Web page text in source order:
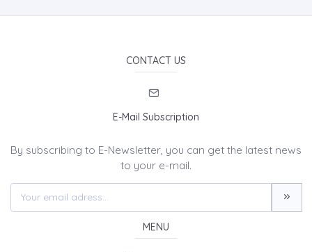
CONTACT US
E-Mail Subscription
By subscribing to E-Newsletter, you can get the latest news
to your e-mail.
MENU